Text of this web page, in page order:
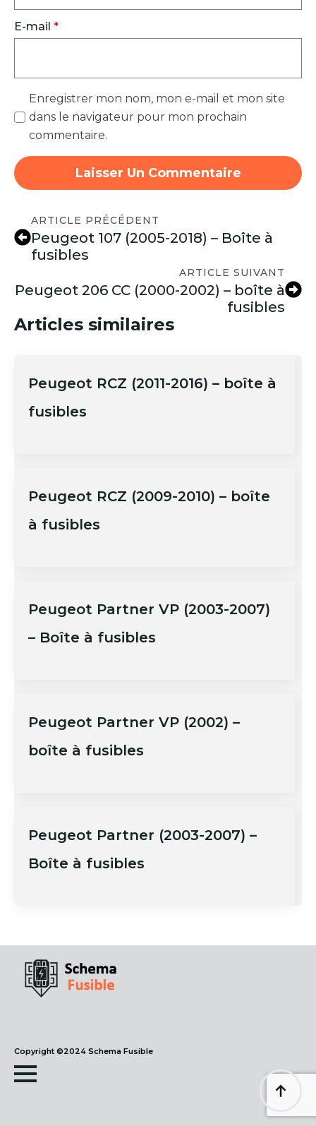
E-mail *
Enregistrer mon nom, mon e-mail et mon site
dans le navigateur pour mon prochain
commentaire.
ARTICLE PRÉCÉDENT
Peugeot 107 (2005-2018) – Boîte à
fusibles
ARTICLE SUIVANT
Peugeot 206 CC (2000-2002) – boîte à
fusibles
Articles similaires
Peugeot RCZ (2011-2016) – boîte à
fusibles
Peugeot RCZ (2009-2010) – boîte
à fusibles
Peugeot Partner VP (2003-2007)
– Boîte à fusibles
Peugeot Partner VP (2002) –
boîte à fusibles
Peugeot Partner (2003-2007) –
Boîte à fusibles
Copyright ©2024 Schema Fusible